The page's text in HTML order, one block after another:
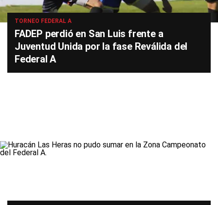
TORNEO FEDERAL A
FADEP perdió en San Luis frente a
Juventud Unida por la fase Reválida del
Federal A